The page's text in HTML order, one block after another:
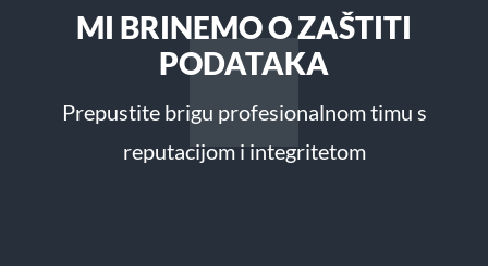
MI BRINEMO O ZAŠTITI
PODATAKA
Prepustite brigu profesionalnom timu s
reputacijom i integritetom